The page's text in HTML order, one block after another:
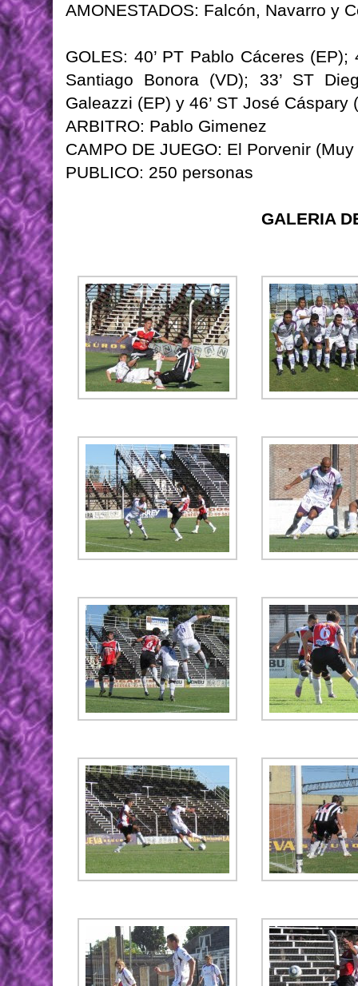
AMONESTADOS: Falcón, Navarro y
GOLES: 40’ PT Pablo Cáceres (EP);
Santiago Bonora (VD); 33’ ST
Galeazzi (EP) y 46’ ST José Cáspary
ARBITRO: Pablo Gimenez
CAMPO DE JUEGO: El Porvenir
PUBLICO: 250 personas
GALERIA